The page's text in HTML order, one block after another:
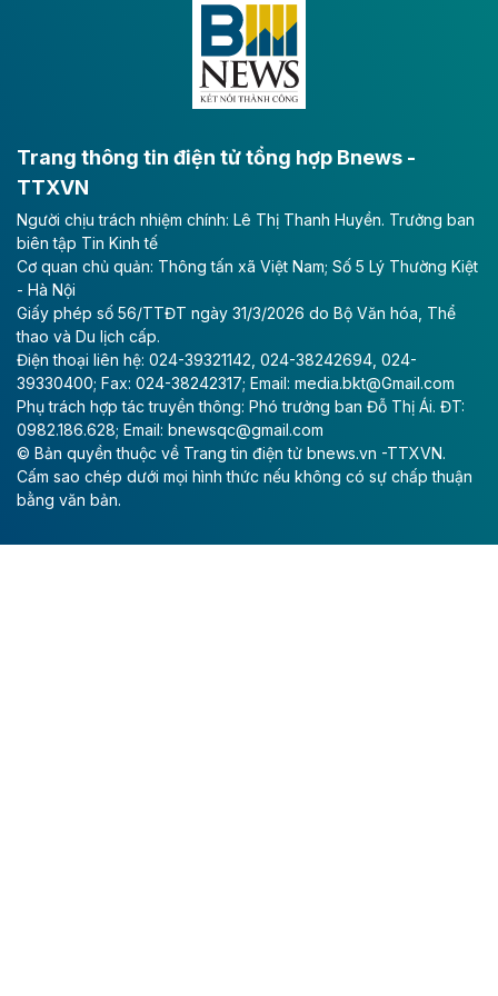
lực phát triển kinh tế - xã hội khu vực phía Nam đồng
Long Thành
Tổng công ty Cảng hàng không Việt Nam - CTCP
(ACV) vừa lập kỷ lục mới về lợi nhuận trong quý
II/2026.
Theo baodautu.vn
Vinaconex lập đỉnh doanh thu
Tổng CTCP Xuất nhập khẩu và Xây dựng Việt Nam
(Vinaconex) đã khép lại nửa đầu năm với doanh thu
thuần gần 7.268 tỷ đồng, tăng 4% so với cùng kỳ và
cũng là mức cao nhất lịch sử hoạt động của doanh
nghiệp.
Trang thông tin điện tử tổng hợp Bnews -
TTXVN
Người chịu trách nhiệm chính: Lê Thị Thanh Huyền. Trưởng ban
biên tập Tin Kinh tế
Cơ quan chủ quản: Thông tấn xã Việt Nam; Số 5 Lý Thường Kiệt
- Hà Nội
Giấy phép số 56/TTĐT ngày 31/3/2026 do Bộ Văn hóa, Thể
thao và Du lịch cấp.
Điện thoại liên hệ: 024-39321142, 024-38242694, 024-
39330400; Fax: 024-38242317; Email: media.bkt@Gmail.com
Phụ trách hợp tác truyền thông: Phó trưởng ban Đỗ Thị Ái. ĐT:
0982.186.628; Email: bnewsqc@gmail.com
© Bản quyền thuộc về Trang tin điện tử bnews.vn -TTXVN.
Cấm sao chép dưới mọi hình thức nếu không có sự chấp thuận
bằng văn bản.